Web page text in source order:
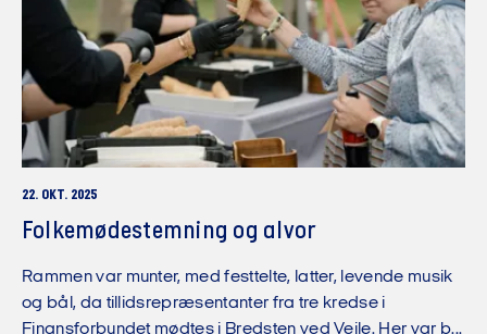
22. OKT. 2025
Folkemødestemning og alvor
Rammen var munter, med festtelte, latter, levende musik
og bål, da tillidsrepræsentanter fra tre kredse i
Finansforbundet mødtes i Bredsten ved Vejle. Her var b...